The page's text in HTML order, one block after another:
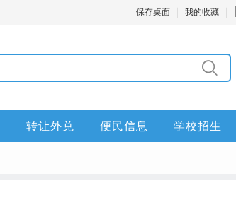
保存桌面 我的收藏
转让外兑 便民信息 学校招生